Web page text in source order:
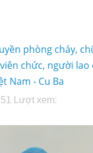
phòng cháy,
chức, người lao
Nam - Cu Ba
Lượt xem: